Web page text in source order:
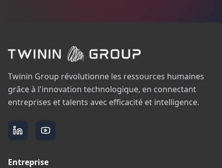
Twinin Group révolutionne les ressources humaines
grâce à l'innovation technologique, en connectant
entreprises et talents avec efficacité et intelligence.
Entreprise